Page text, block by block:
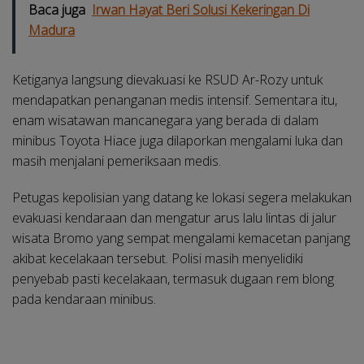
Baca juga Irwan Hayat Beri Solusi Kekeringan Di
Madura
Ketiganya langsung dievakuasi ke RSUD Ar-Rozy untuk
mendapatkan penanganan medis intensif. Sementara itu,
enam wisatawan mancanegara yang berada di dalam
minibus Toyota Hiace juga dilaporkan mengalami luka dan
masih menjalani pemeriksaan medis.
Petugas kepolisian yang datang ke lokasi segera melakukan
evakuasi kendaraan dan mengatur arus lalu lintas di jalur
wisata Bromo yang sempat mengalami kemacetan panjang
akibat kecelakaan tersebut. Polisi masih menyelidiki
penyebab pasti kecelakaan, termasuk dugaan rem blong
pada kendaraan minibus.